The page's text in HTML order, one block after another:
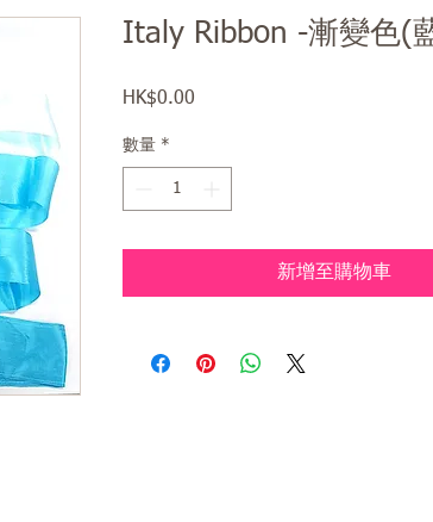
Italy Ribbon -漸變色(
HK$0.00
數量 *
新增至購物車